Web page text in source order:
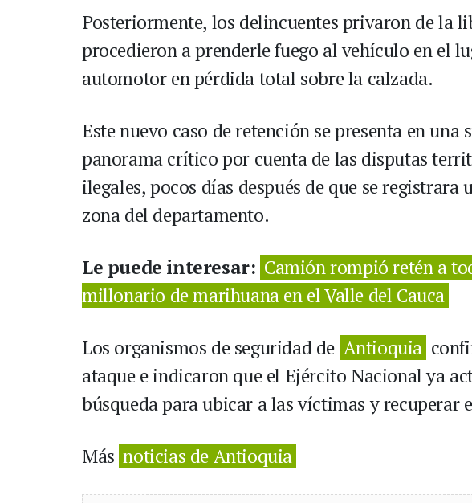
Posteriormente, los delincuentes privaron de la
procedieron a prenderle fuego al vehículo en el
automotor en pérdida total sobre la calzada.
Este nuevo caso de retención se presenta en
panorama crítico por cuenta de las disputas
ilegales, pocos días después de que se registrara
zona del departamento.
Le puede interesar: Camión rompió retén a
millonario de marihuana en el Valle del Cauca
Los organismos de seguridad de Antioquia
ataque e indicaron que el Ejército Nacional ya
búsqueda para ubicar a las víctimas y
Más noticias de Antioquia